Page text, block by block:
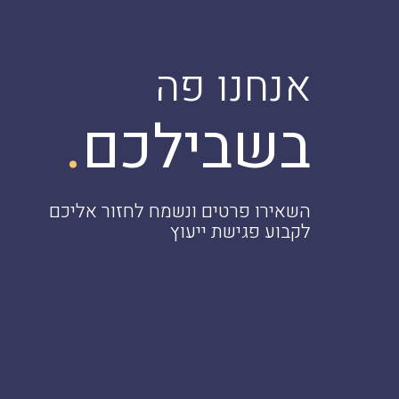
אנחנו פה
בשבילכם.
השאירו פרטים ונשמח לחזור אליכם
לקבוע פגישת ייעוץ